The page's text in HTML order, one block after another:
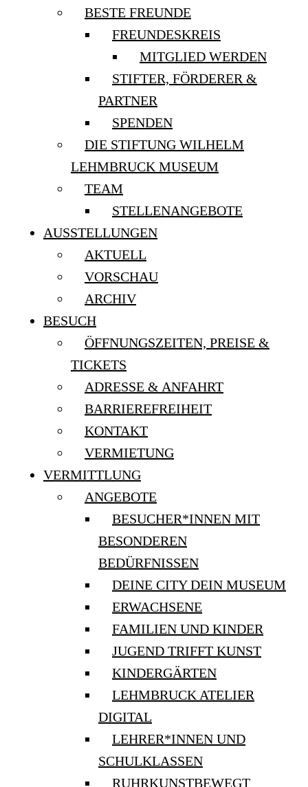
BESTE FREUNDE
FREUNDESKREIS
MITGLIED WERDEN
STIFTER, FÖRDERER &
PARTNER
SPENDEN
DIE STIFTUNG WILHELM
LEHMBRUCK MUSEUM
TEAM
STELLENANGEBOTE
AUSSTELLUNGEN
AKTUELL
VORSCHAU
ARCHIV
BESUCH
ÖFFNUNGSZEITEN, PREISE &
TICKETS
ADRESSE & ANFAHRT
BARRIEREFREIHEIT
KONTAKT
VERMIETUNG
VERMITTLUNG
ANGEBOTE
BESUCHER*INNEN MIT
BESONDEREN
BEDÜRFNISSEN
DEINE CITY DEIN MUSEUM
ERWACHSENE
FAMILIEN UND KINDER
JUGEND TRIFFT KUNST
KINDERGÄRTEN
LEHMBRUCK ATELIER
DIGITAL
LEHRER*INNEN UND
SCHULKLASSEN
RUHRKUNSTBEWEGT